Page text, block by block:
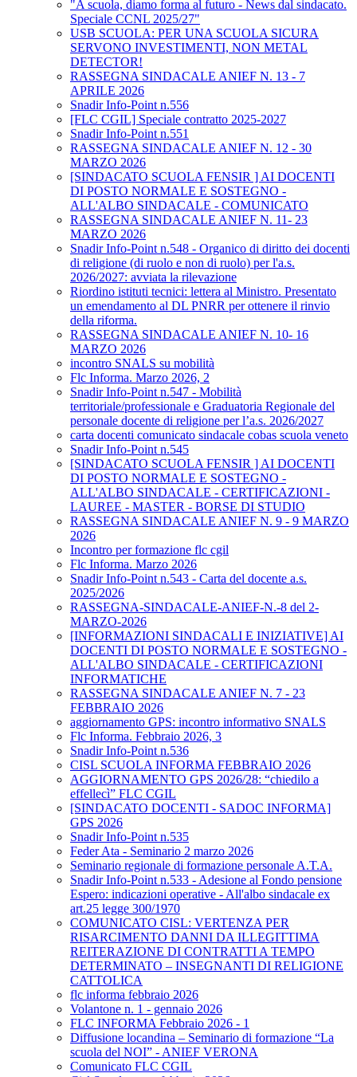
"A scuola, diamo forma al futuro - News dal sindacato.
Speciale CCNL 2025/27"
USB SCUOLA: PER UNA SCUOLA SICURA
SERVONO INVESTIMENTI, NON METAL
DETECTOR!
RASSEGNA SINDACALE ANIEF N. 13 - 7
APRILE 2026
Snadir Info-Point n.556
[FLC CGIL] Speciale contratto 2025-2027
Snadir Info-Point n.551
RASSEGNA SINDACALE ANIEF N. 12 - 30
MARZO 2026
[SINDACATO SCUOLA FENSIR ] AI DOCENTI
DI POSTO NORMALE E SOSTEGNO -
ALL'ALBO SINDACALE - COMUNICATO
RASSEGNA SINDACALE ANIEF N. 11- 23
MARZO 2026
Snadir Info-Point n.548 - Organico di diritto dei docenti
di religione (di ruolo e non di ruolo) per l'a.s.
2026/2027: avviata la rilevazione
Riordino istituti tecnici: lettera al Ministro. Presentato
un emendamento al DL PNRR per ottenere il rinvio
della riforma.
RASSEGNA SINDACALE ANIEF N. 10- 16
MARZO 2026
incontro SNALS su mobilità
Flc Informa. Marzo 2026, 2
Snadir Info-Point n.547 - Mobilità
territoriale/professionale e Graduatoria Regionale del
personale docente di religione per l’a.s. 2026/2027
carta docenti comunicato sindacale cobas scuola veneto
Snadir Info-Point n.545
[SINDACATO SCUOLA FENSIR ] AI DOCENTI
DI POSTO NORMALE E SOSTEGNO -
ALL'ALBO SINDACALE - CERTIFICAZIONI -
LAUREE - MASTER - BORSE DI STUDIO
RASSEGNA SINDACALE ANIEF N. 9 - 9 MARZO
2026
Incontro per formazione flc cgil
Flc Informa. Marzo 2026
Snadir Info-Point n.543 - Carta del docente a.s.
2025/2026
RASSEGNA-SINDACALE-ANIEF-N.-8 del 2-
MARZO-2026
[INFORMAZIONI SINDACALI E INIZIATIVE] AI
DOCENTI DI POSTO NORMALE E SOSTEGNO -
ALL'ALBO SINDACALE - CERTIFICAZIONI
INFORMATICHE
RASSEGNA SINDACALE ANIEF N. 7 - 23
FEBBRAIO 2026
aggiornamento GPS: incontro informativo SNALS
Flc Informa. Febbraio 2026, 3
Snadir Info-Point n.536
CISL SCUOLA INFORMA FEBBRAIO 2026
AGGIORNAMENTO GPS 2026/28: “chiedilo a
effellecì” FLC CGIL
[SINDACATO DOCENTI - SADOC INFORMA]
GPS 2026
Snadir Info-Point n.535
Feder Ata - Seminario 2 marzo 2026
Seminario regionale di formazione personale A.T.A.
Snadir Info-Point n.533 - Adesione al Fondo pensione
Espero: indicazioni operative - All'albo sindacale ex
art.25 legge 300/1970
COMUNICATO CISL: VERTENZA PER
RISARCIMENTO DANNI DA ILLEGITTIMA
REITERAZIONE DI CONTRATTI A TEMPO
DETERMINATO – INSEGNANTI DI RELIGIONE
CATTOLICA
flc informa febbraio 2026
Volantone n. 1 - gennaio 2026
FLC INFORMA Febbraio 2026 - 1
Diffusione locandina – Seminario di formazione “La
scuola del NOI” - ANIEF VERONA
Comunicato FLC CGIL